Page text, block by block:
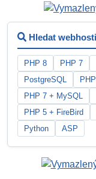
Hledat
PHP 8 PHP 7
PostgreSQL
PHP 7 + MySQL
PHP 5 + FireBird
Python
ASP